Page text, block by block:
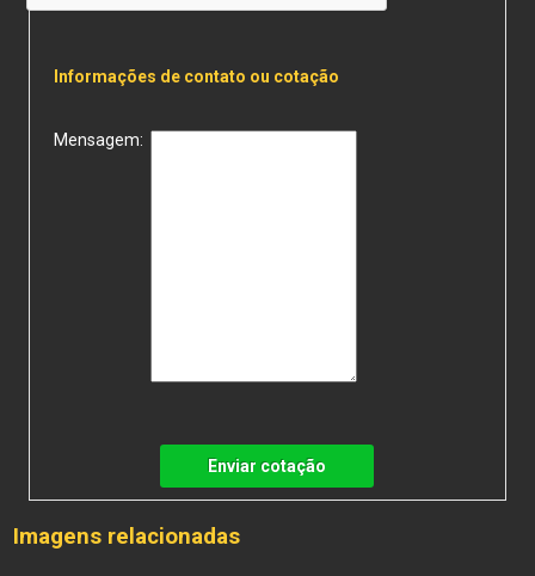
Informações de contato ou cotação
Mensagem:
Enviar cotação
Imagens relacionadas